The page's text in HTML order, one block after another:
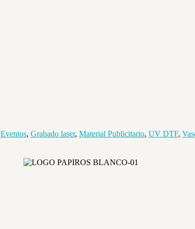
Eventos, Grabado laser, Material Publicitario, UV DTF,